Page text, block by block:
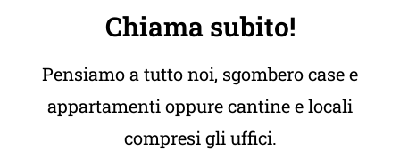
Chiama subito!
Pensiamo a tutto noi, sgombero case e
appartamenti oppure cantine e locali
compresi gli uffici.